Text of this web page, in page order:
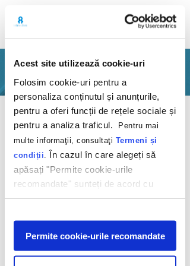
Acest site utilizează cookie-uri
Folosim cookie-uri pentru a
personaliza conținutul și anunțurile,
pentru a oferi funcții de rețele sociale și
pentru a analiza traficul.
Pentru mai
multe informaţii, consultaţi Termeni și
condiții În cazul în care alegeți să
apăsați "Permite cookie-urile
recomandate" sunteți de acord cu
utilizarea modulelor noastre cookie.
Afişare
Permite cookie-urile recomandate
PORTFOLIO
Back
Branding wizards
fiiGO
2019
When we took fiiGO in, it was just a baby